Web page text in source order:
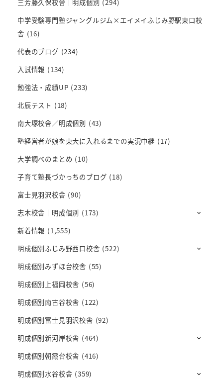
三芳藤久保校舎｜明成個別 (294)
中学受験専門塾ジャングルジム×エイメイふじみ野駅東口校
舎 (16)
代表のブログ (234)
入試情報 (134)
勉強法・成績UP (233)
北辰テスト (18)
南大塚校舎／明成個別 (43)
塾経営者が娘を東大に入れるまでの実況中継 (17)
大学調べのまとめ (10)
子育て塾長づかっちのブログ (18)
富士見羽沢校舎 (90)
志木校舎｜明成個別 (173)
新着情報 (1,555)
明成個別ふじみ野西口校舎 (522)
明成個別みずほ台校舎 (55)
明成個別上福岡校舎 (56)
明成個別南古谷校舎 (122)
明成個別富士見羽沢校舎 (92)
明成個別新河岸校舎 (464)
明成個別朝霞台校舎 (416)
明成個別水谷校舎 (359)